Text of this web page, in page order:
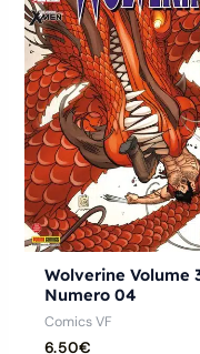
Wolverine Volume
Numero 04
Comics VF
6.50€